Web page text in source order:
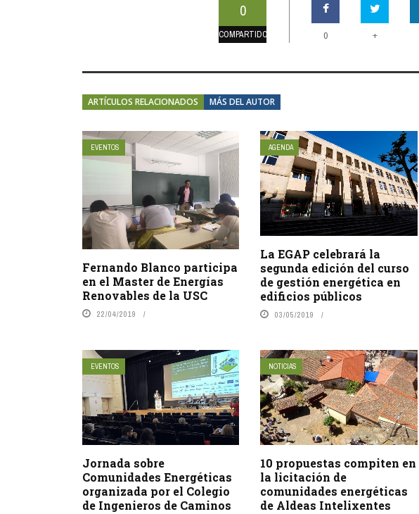
0
COMPARTIDOS 0 +
ARTÍCULOS RELACIONADOS MÁS DEL AUTOR
EVENTOS
Fernando Blanco participa
en el Master de Energías
Renovables de la USC
22/04/2019
AGENDA
La EGAP celebrará la
segunda edición del curso
de gestión energética en
edificios públicos
03/05/2019
EVENTOS
Jornada sobre
Comunidades Energéticas
organizada por el Colegio
de Ingenieros de Caminos
NOTICIAS
10 propuestas compiten en
la licitación de
comunidades energéticas
de Aldeas Intelixentes